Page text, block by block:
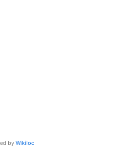
by Wikiloc